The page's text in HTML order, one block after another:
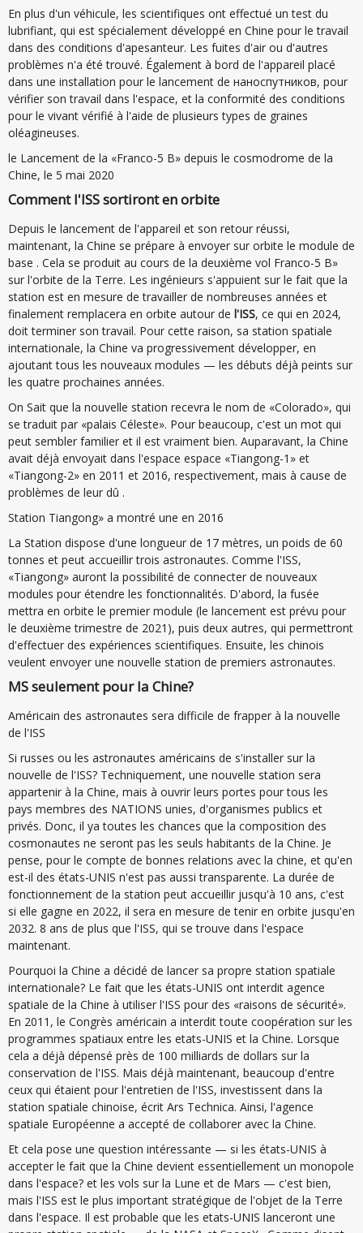
En plus d'un véhicule, les scientifiques ont effectué un test du
lubrifiant, qui est spécialement développé en Chine pour le travail
dans des conditions d'apesanteur. Les fuites d'air ou d'autres
problèmes n'a été trouvé. Également à bord de l'appareil placé
dans une installation pour le lancement de наноспутников, pour
vérifier son travail dans l'espace, et la conformité des conditions
pour le vivant vérifié à l'aide de plusieurs types de graines
oléagineuses.
le Lancement de la «Franco-5 B» depuis le cosmodrome de la
Chine, le 5 mai 2020
Comment l'ISS sortiront en orbite
Depuis le lancement de l'appareil et son retour réussi,
maintenant, la Chine se prépare à envoyer sur orbite le module de
base . Cela se produit au cours de la deuxième vol Franco-5 B»
sur l'orbite de la Terre. Les ingénieurs s'appuient sur le fait que la
station est en mesure de travailler de nombreuses années et
finalement remplacera en orbite autour de l'ISS, ce qui en 2024,
doit terminer son travail. Pour cette raison, sa station spatiale
internationale, la Chine va progressivement développer, en
ajoutant tous les nouveaux modules — les débuts déjà peints sur
les quatre prochaines années.
On Sait que la nouvelle station recevra le nom de «Colorado», qui
se traduit par «palais Céleste». Pour beaucoup, c'est un mot qui
peut sembler familier et il est vraiment bien. Auparavant, la Chine
avait déjà envoyait dans l'espace espace «Tiangong-1» et
«Tiangong-2» en 2011 et 2016, respectivement, mais à cause de
problèmes de leur dû .
Station Tiangong» a montré une en 2016
La Station dispose d'une longueur de 17 mètres, un poids de 60
tonnes et peut accueillir trois astronautes. Comme l'ISS,
«Tiangong» auront la possibilité de connecter de nouveaux
modules pour étendre les fonctionnalités. D'abord, la fusée
mettra en orbite le premier module (le lancement est prévu pour
le deuxième trimestre de 2021), puis deux autres, qui permettront
d'effectuer des expériences scientifiques. Ensuite, les chinois
veulent envoyer une nouvelle station de premiers astronautes.
ΜS seulement pour la Chine?
Américain des astronautes sera difficile de frapper à la nouvelle
de l'ISS
Si russes ou les astronautes américains de s'installer sur la
nouvelle de l'ISS? Techniquement, une nouvelle station sera
appartenir à la Chine, mais à ouvrir leurs portes pour tous les
pays membres des NATIONS unies, d'organismes publics et
privés. Donc, il ya toutes les chances que la composition des
cosmonautes ne seront pas les seuls habitants de la Chine. Je
pense, pour le compte de bonnes relations avec la chine, et qu'en
est-il des états-UNIS n'est pas aussi transparente. La durée de
fonctionnement de la station peut accueillir jusqu'à 10 ans, c'est
si elle gagne en 2022, il sera en mesure de tenir en orbite jusqu'en
2032. 8 ans de plus que l'ISS, qui se trouve dans l'espace
maintenant.
Pourquoi la Chine a décidé de lancer sa propre station spatiale
internationale? Le fait que les états-UNIS ont interdit agence
spatiale de la Chine à utiliser l'ISS pour des «raisons de sécurité».
En 2011, le Congrès américain a interdit toute coopération sur les
programmes spatiaux entre les etats-UNIS et la Chine. Lorsque
cela a déjà dépensé près de 100 milliards de dollars sur la
conservation de l'ISS. Mais déjà maintenant, beaucoup d'entre
ceux qui étaient pour l'entretien de l'ISS, investissent dans la
station spatiale chinoise, écrit Ars Technica. Ainsi, l'agence
spatiale Européenne a accepté de collaborer avec la Chine.
Et cela pose une question intéressante — si les états-UNIS à
accepter le fait que la Chine devient essentiellement un monopole
dans l'espace? et les vols sur la Lune et de Mars — c'est bien,
mais l'ISS est le plus important stratégique de l'objet de la Terre
dans l'espace. Il est probable que les etats-UNIS lanceront une